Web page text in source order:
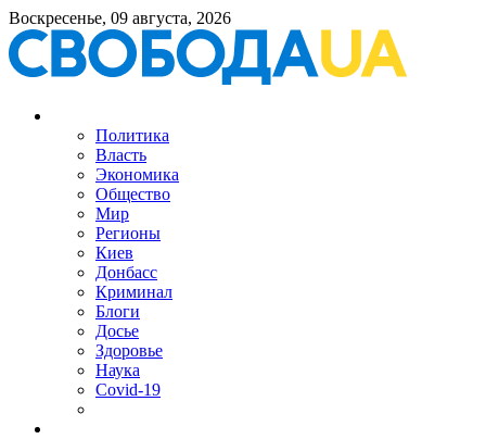
Воскресенье, 09 августа, 2026
Политика
Власть
Экономика
Общество
Мир
Регионы
Киев
Донбасс
Криминал
Блоги
Досье
Здоровье
Наука
Covid-19